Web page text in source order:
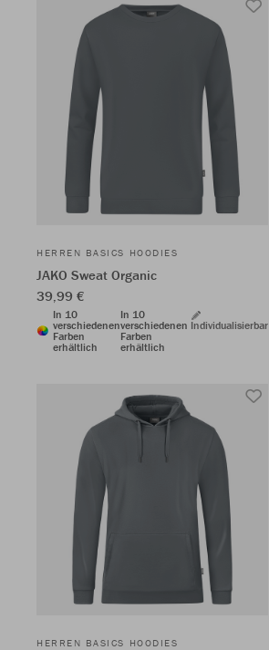
HERREN BASICS HOODIES
JAKO Sweat Organic
39,99 €
In 10
verschiedenen
Farben
erhältlich
In 10
verschiedenen
Farben
erhältlich
Individualisierbar
HERREN BASICS HOODIES